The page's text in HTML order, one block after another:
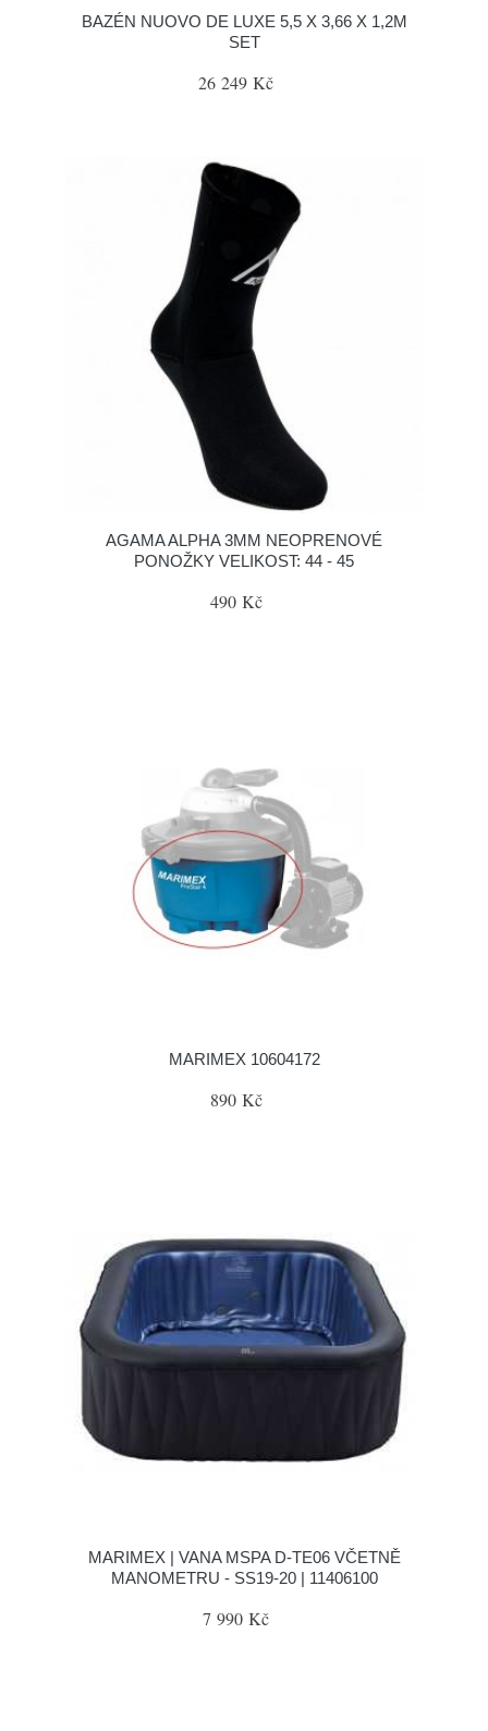
BAZÉN NUOVO DE LUXE 5,5 X 3,66 X 1,2M
SET
26 249 Kč
AGAMA ALPHA 3MM NEOPRENOVÉ
PONOŽKY VELIKOST: 44 - 45
490 Kč
MARIMEX 10604172
890 Kč
MARIMEX | VANA MSPA D-TE06 VČETNĚ
MANOMETRU - SS19-20 | 11406100
7 990 Kč